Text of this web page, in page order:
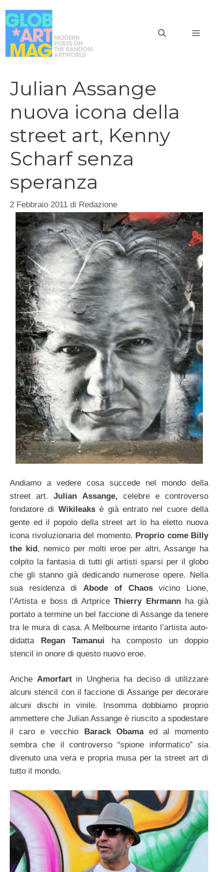
al
contenuto
Julian Assange
nuova icona della
street art, Kenny
Scharf senza
speranza
2 Febbraio 2011 di Redazione
Andiamo a vedere cosa succede nel mondo della
street art.Julian Assange, celebre e controverso
fondatore di Wikileaksè già entrato nel cuore della
gente ed il popolo della street art lo ha eletto nuova
icona rivoluzionaria del momento. Proprio come Billy
the kid, nemico per molti eroe per altri, Assange ha
colpito la fantasia di tutti gli artisti sparsi per il globo
che gli stanno già dedicando numerose opere. Nella
sua residenza di Abode of Chaosvicino Lione,
l’Artista e boss di ArtpriceThierry Ehrmann ha già
portato a termine un bel faccione di Assange da tenere
tra le mura di casa. A Melbourne intanto l’artista auto-
didatta Regan Tamanui ha composto un doppio
stencil in onore di questo nuovo eroe.
Anche Amorfart in Ungheria ha deciso di utilizzare
alcuni stencil con il faccione di Assange per decorare
alcuni dischi in vinile. Insomma dobbiamo proprio
ammettere che Julian Assange è riuscito a spodestare
il caro e vecchio
Barack Obamaed al momento
sembra che il controverso “spione informatico” sia
divenuto una vera e propria musa per la street art di
tutto il mondo.